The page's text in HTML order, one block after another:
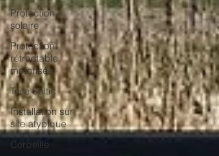
Protection
solaire
Protection
rétractable
motorisée
Toile Soltis
Installation sur
site atypique
Corbeille